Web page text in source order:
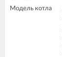
Модель котла